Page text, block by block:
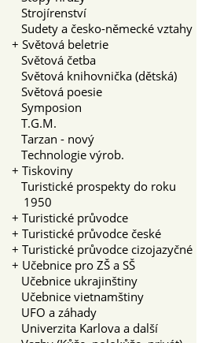
Strojírenství
Sudety a česko-německé vztahy
+ Světová beletrie
Světová četba
Světová knihovnička (dětská)
Světová poesie
Symposion
T.G.M.
Tarzan - nový
Technologie výrob.
+ Tiskoviny
Turistické prospekty do roku
1950
+ Turistické průvodce
+ Turistické průvodce české
+ Turistické průvodce cizojazyčné
+ Učebnice pro ZŠ a SŠ
Učebnice ukrajinštiny
Učebnice vietnamštiny
UFO a záhady
Univerzita Karlova a další